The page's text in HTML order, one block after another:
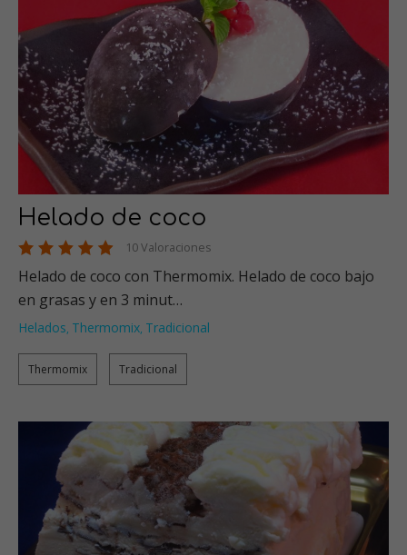
Helado de coco
10 Valoraciones
Helado de coco con Thermomix. Helado de coco bajo
en grasas y en 3 minut…
Helados, Thermomix, Tradicional
Thermomix Tradicional